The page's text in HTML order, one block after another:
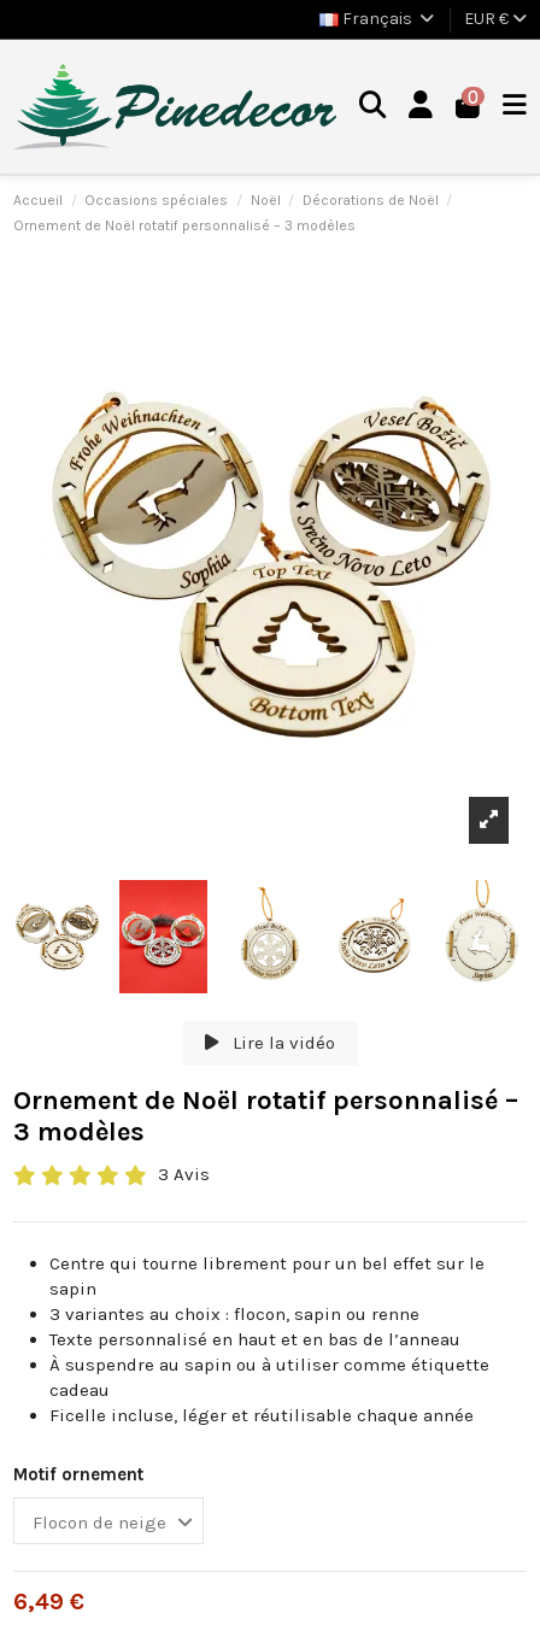
Français EUR €
0
Accueil Occasions spéciales Noël
Décorations de Noël
Ornement de Noël rotatif personnalisé – 3 modèles
Lire la vidéo
Ornement de Noël rotatif personnalisé –
3 modèles
3 Avis
Centre qui tourne librement pour un bel effet sur le
sapin
3 variantes au choix : flocon, sapin ou renne
Texte personnalisé en haut et en bas de l’anneau
À suspendre au sapin ou à utiliser comme étiquette
cadeau
Ficelle incluse, léger et réutilisable chaque année
Motif ornement
6,49 €